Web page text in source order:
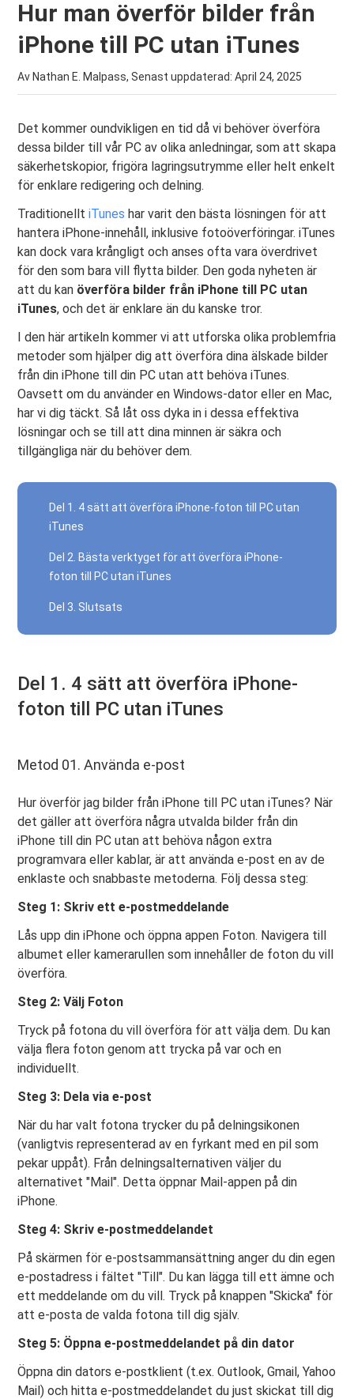
Hur man överför bilder från
iPhone till PC utan iTunes
Av Nathan E. Malpass, Senast uppdaterad:April 24, 2025
Det kommer oundvikligen en tid då vi behöver överföra
dessa bilder till vår PC av olika anledningar, som att skapa
säkerhetskopior, frigöra lagringsutrymme eller helt enkelt
för enklare redigering och delning.
TraditionelltiTunes har varit den bästa lösningen för att
hantera iPhone-innehåll, inklusive fotoöverföringar. iTunes
kan dock vara krångligt och anses ofta vara överdrivet
för den som bara vill flytta bilder. Den goda nyheten är
att du kan överföra bilder från iPhone till PC utan
iTunes, och det är enklare än du kanske tror.
I den här artikeln kommer vi att utforska olika problemfria
metoder som hjälper dig att överföra dina älskade bilder
från din iPhone till din PC utan att behöva iTunes.
Oavsett om du använder en Windows-dator eller en Mac,
har vi dig täckt. Så låt oss dyka in i dessa effektiva
lösningar och se till att dina minnen är säkra och
tillgängliga när du behöver dem.
Del 1. 4 sätt att överföra iPhone-foton till PC utan
iTunes
Del 2. Bästa verktyget för att överföra iPhone-
foton till PC utan iTunes
Del 3. Slutsats
Del 1. 4 sätt att överföra iPhone-
foton till PC utan iTunes
Metod 01. Använda e-post
Hur överför jag bilder från iPhone till PC utan iTunes? När
det gäller att överföra några utvalda bilder från din
iPhone till din PC utan att behöva någon extra
programvara eller kablar, är att använda e-post en av de
enklaste och snabbaste metoderna. Följ dessa steg:
Steg 1: Skriv ett e-postmeddelande
Lås upp din iPhone och öppna appen Foton. Navigera till
albumet eller kamerarullen som innehåller de foton du vill
överföra.
Steg 2: Välj Foton
Tryck på fotona du vill överföra för att välja dem. Du kan
välja flera foton genom att trycka på var och en
individuellt.
Steg 3: Dela via e-post
När du har valt fotona trycker du på delningsikonen
(vanligtvis representerad av en fyrkant med en pil som
pekar uppåt). Från delningsalternativen väljer du
alternativet "Mail". Detta öppnar Mail-appen på din
iPhone.
Steg 4: Skriv e-postmeddelandet
På skärmen för e-postsammansättning anger du din egen
e-postadress i fältet "Till". Du kan lägga till ett ämne och
ett meddelande om du vill. Tryck på knappen "Skicka" för
att e-posta de valda fotona till dig själv.
Steg 5: Öppna e-postmeddelandet på din dator
Öppna din dators e-postklient (t.ex. Outlook, Gmail, Yahoo
Mail) och hitta e-postmeddelandet du just skickat till dig